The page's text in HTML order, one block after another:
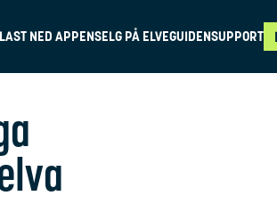
LAST NED APPENSELG PÅ ELVEGUIDENSUPPORT